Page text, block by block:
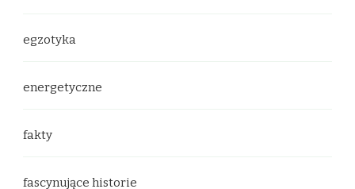
egzotyka
energetyczne
fakty
fascynujące historie